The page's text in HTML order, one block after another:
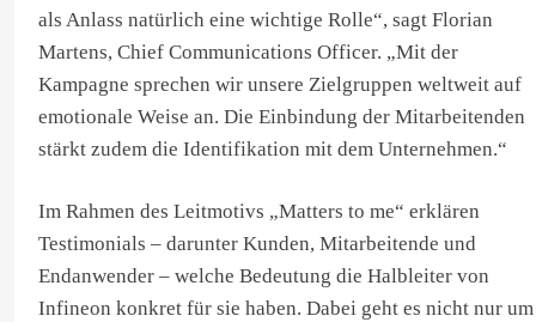
als Anlass natürlich eine wichtige Rolle“, sagt Florian
Martens, Chief Communications Officer. „Mit der
Kampagne sprechen wir unsere Zielgruppen weltweit auf
emotionale Weise an. Die Einbindung der Mitarbeitenden
stärkt zudem die Identifikation mit dem Unternehmen.“
Im Rahmen des Leitmotivs „Matters to me“ erklären
Testimonials – darunter Kunden, Mitarbeitende und
Endanwender – welche Bedeutung die Halbleiter von
Infineon konkret für sie haben. Dabei geht es nicht nur um